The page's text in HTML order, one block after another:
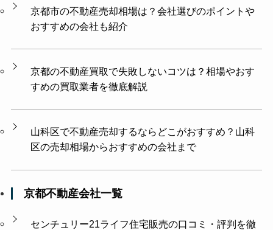
京都市の不動産売却相場は？会社選びのポイントや
おすすめの会社も紹介
京都の不動産買取で失敗しないコツは？相場やおす
すめの買取業者を徹底解説
山科区で不動産売却するならどこがおすすめ？山科
区の売却相場からおすすめの会社まで
京都不動産会社一覧
センチュリー21ライフ住宅販売の口コミ・評判を徹